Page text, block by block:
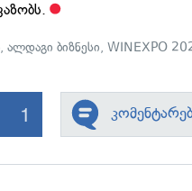
,ალდაგი ბიზნესი,WINEXPO
1